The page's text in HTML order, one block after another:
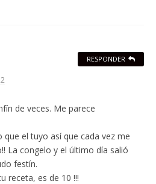
de veces. Me parece
el tuyo así que cada vez me
La congelo y el último día salió
festín.
receta, es de 10 !!!
RESPONDER